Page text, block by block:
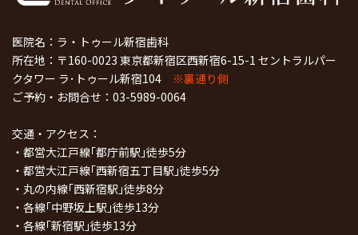
医院名：ラ・トゥール新宿歯科
所在地：〒160-0023 東京都新宿区西新宿6-15-1 セントラルパー
クタワー ラ･トゥール新宿104 ※裏通り側
ご予約・お問合せ： 03-5989-0064
交通・アクセス：
・都営大江戸線｢都庁前駅｣徒歩5分
・都営大江戸線｢西新宿五丁目駅｣徒歩5分
・丸の内線｢西新宿駅｣徒歩8分
・各線｢中野坂上駅｣徒歩13分
・各線｢新宿駅｣徒歩13分